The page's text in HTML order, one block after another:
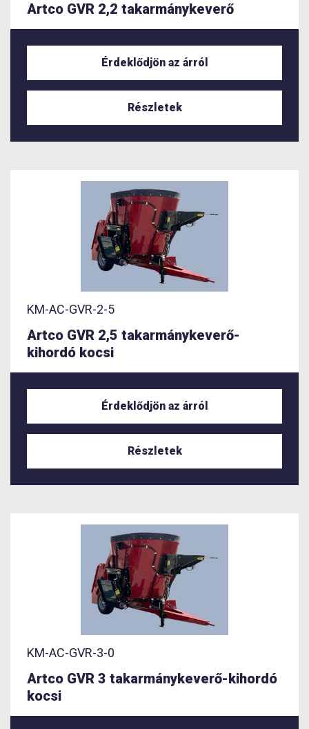
Artco GVR 2,2 takarmánykeverő
Érdeklődjön az árról
Részletek
KM-AC-GVR-2-5
Artco GVR 2,5 takarmánykeverő-
kihordó kocsi
Érdeklődjön az árról
Részletek
KM-AC-GVR-3-0
Artco GVR 3 takarmánykeverő-kihordó
kocsi